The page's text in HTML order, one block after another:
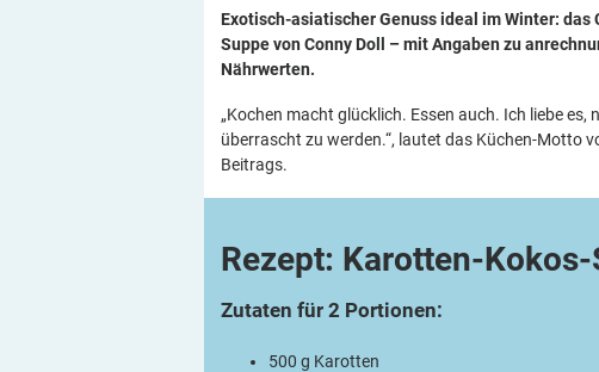
Exotisch-asiatischer Genuss ideal im Winter:
Suppevon Conny Doll – mit Angaben zu
Nährwerten.
„Kochen macht glücklich. ­Essen auch. Ich liebe
überrascht zu werden.“, lautet das Küchen-Motto
Beitrags.
Rezept: Karotten-Kokos-
Zutaten für 2 Portionen:
500 g Karotten